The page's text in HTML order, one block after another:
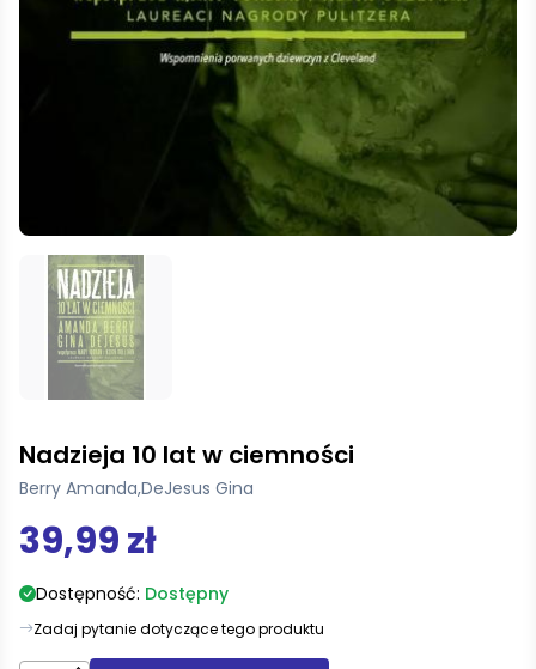
Nadzieja 10 lat w ciemności
Berry Amanda,DeJesus Gina
39,99 zł
Dostępność: Dostępny
Zadaj pytanie dotyczące tego produktu